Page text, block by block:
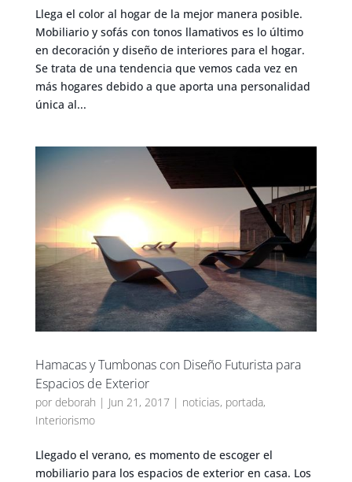
Llega el color al hogar de la mejor manera posible.
Mobiliario y sofás con tonos llamativos es lo último
en decoración y diseño de interiores para el hogar.
Se trata de una tendencia que vemos cada vez en
más hogares debido a que aporta una personalidad
única al...
Hamacas y Tumbonas con Diseño Futurista para
Espacios de Exterior
por deborah | Jun 21, 2017| noticias, portada,
Interiorismo
Llegado el verano, es momento de escoger el
mobiliario para los espacios de exterior en casa. Los